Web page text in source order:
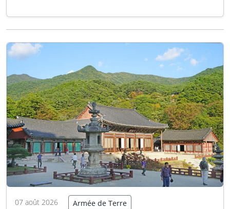
assurer une formation technique sur les
convertisseurs de fréquence équipant les
pétroliers de la classe…
Lire la suite
07 août 2026 Armée de Terre